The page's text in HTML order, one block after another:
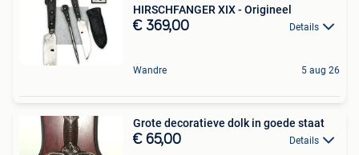
HIRSCHFANGER XIX - Origineel
€ 369,00 Details
Wandre 5 aug 26
Grote decoratieve dolk in goede staat
€ 65,00 Details